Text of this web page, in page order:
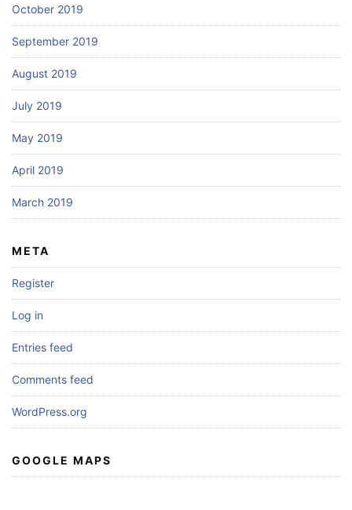
October 2019
September 2019
August 2019
July 2019
May 2019
April 2019
March 2019
META
Register
Log in
Entries feed
Comments feed
WordPress.org
GOOGLE MAPS